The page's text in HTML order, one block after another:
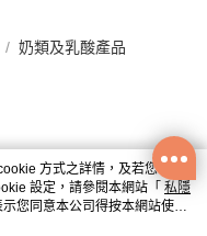
奶類及乳酸產品
方式之詳情，及若您不希
設定，請參閱本網站「 私隱
您同意本公司得按本網站使用